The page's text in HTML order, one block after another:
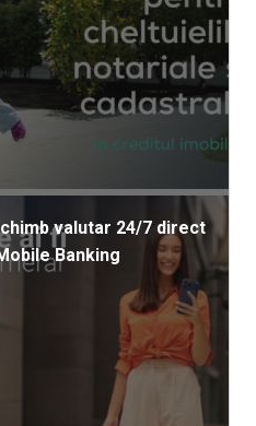
valutar 24/7 direct
Banking